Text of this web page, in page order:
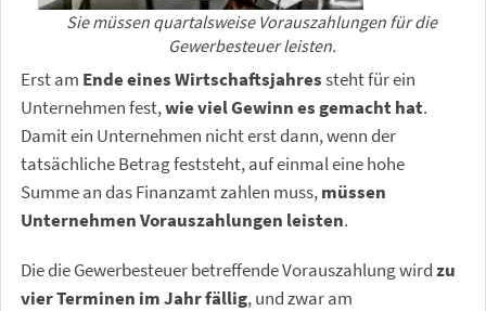
Sie müssen quartalsweise Vorauszahlungen für die
Gewerbesteuer leisten.
Erst am Ende eines Wirtschaftsjahressteht für ein
Unternehmen fest,wie viel Gewinn es gemacht hat.
Damit ein Unternehmen nicht erst dann, wenn der
tatsächliche Betrag feststeht, auf einmal eine hohe
Summe an das Finanzamt zahlen muss,müssen
Unternehmen Vorauszahlungen leisten.
Die die Gewerbesteuer betreffende Vorauszahlung wirdzu
vier Terminen im Jahr fällig, und zwar am